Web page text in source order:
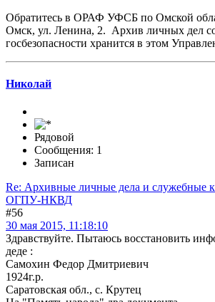
Обратитесь в ОРАФ УФСБ по Омской
Омск, ул. Ленина, 2. Архив личных дел
госбезопасности хранится в этом
Николай
Рядовой
Сообщения: 1
Записан
Re: Архивные личные дела и служебные
ОГПУ-НКВД
#56
30 мая 2015, 11:18:10
Здравствуйте. Пытаюсь восстановить
деде :
Самохин Федор Дмитриевич
1924г.р.
Саратовская обл., с. Крутец